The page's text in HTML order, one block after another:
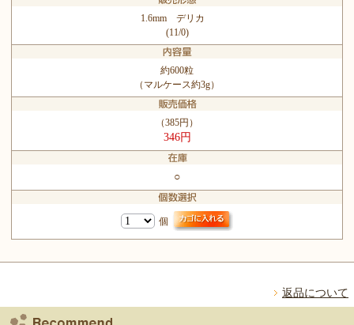
1.6mm デリカ
(11/0)
約600粒
（マルケース約3g）
（385円）
346円
○
個
返品について